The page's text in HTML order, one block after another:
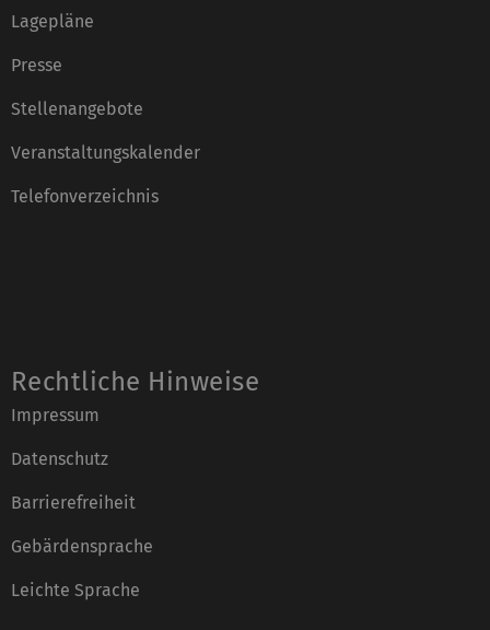
Lagepläne
Presse
Stellenangebote
Veranstaltungskalender
Telefonverzeichnis
Rechtliche Hinweise
Impressum
Datenschutz
Barrierefreiheit
Gebärdensprache
Leichte Sprache